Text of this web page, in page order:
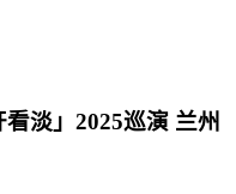
看淡」2025巡演 兰州